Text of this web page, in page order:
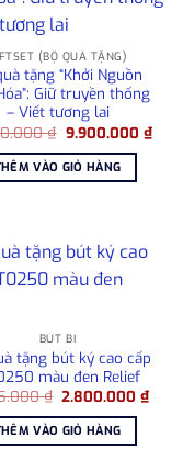
(BỘ QUÀ TẶNG)
tặng “Khởi Nguồn
Giữ truyền thống
– Viết tương lai
₫ Giá
là:
12.500.000 ₫.
9.900.000 ₫Giá
hiện
VÀO GIỎ HÀNG
BÚT BI
tặng bút ký cao cấp
màu đen Relief
₫ Giá
là:
3.525.000 ₫.
2.800.000₫Giá
hiện
VÀO GIỎ HÀNG